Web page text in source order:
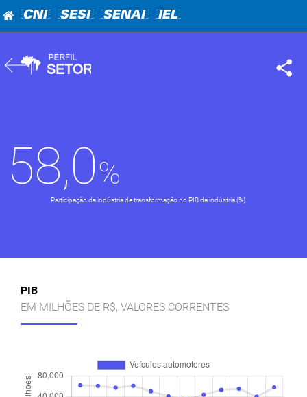
=CNI= =SESI= =SENAI= =IEL=
58,0
Participação da indústria de transformação no PIB da indústria (%)
PIB
EM MILHÕES DE R$, VALORES CORRENTES